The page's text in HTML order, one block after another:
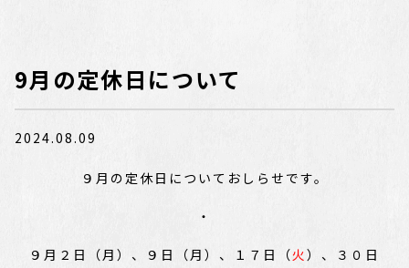
9月の定休日について
2024.08.09
９月の定休日についておしらせです。
・
９月２日（月）、９日（月）、１７日（火）、３０日